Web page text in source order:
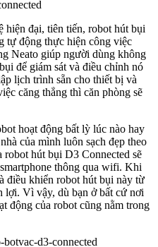
hiện đại, tiên tiến, robot hút bụi
tự động thực hiện công việc
Neato giúp người dùng không
để giám sát và điều chỉnh nó
lịch trình sẵn cho thiết bị và
căng thẳng thì căn phòng sẽ
hoạt động bất lỳ lúc nào hay
của mình luôn sạch đẹp theo
hút bụi D3 Connected sẽ
thông qua wifi. Khi
điều khiển robot hút bụi này từ
lợi. Vì vậy, dù bạn ở bất cứ nơi
động của robot cũng nằm trong